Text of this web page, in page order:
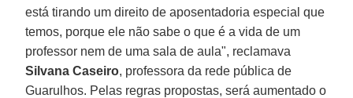
está tirando um direito de aposentadoria especial que
temos, porque ele não sabe o que é a vida de um
professor nem de uma sala de aula", reclamava
Silvana Caseiro, professora da rede pública de
Guarulhos. Pelas regras propostas, será aumentado o